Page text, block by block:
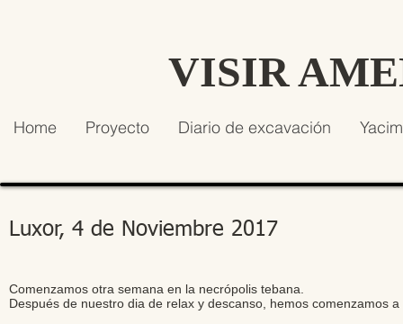
VISIR
Home Proyecto Diario de excavación
Luxor, 4 de Noviembre 2017
Comenzamos otra semana en la necrópolis tebana.
Después de nuestro dia de relax y descanso, hemos comenzamos